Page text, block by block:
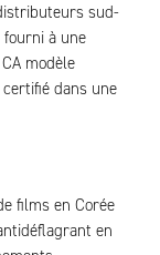
sud-
fourni à une
modèle
dans une
films en Corée
en